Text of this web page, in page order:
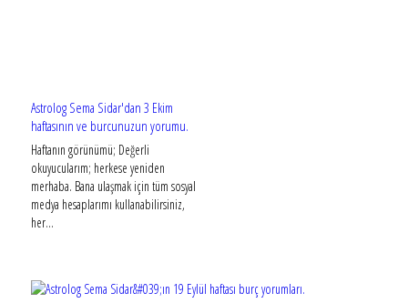
Astrolog Sema Sidar'dan 3 Ekim
haftasının ve burcunuzun yorumu.
Haftanın görünümü; Değerli
okuyucularım; herkese yeniden
merhaba. Bana ulaşmak için tüm sosyal
medya hesaplarımı kullanabilirsiniz,
her...